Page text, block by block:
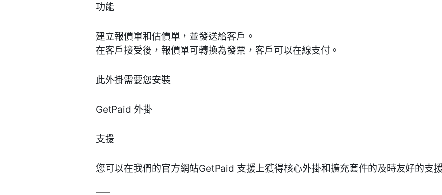
功能
建立報價單和估價單，並發送給客戶。
在客戶接受後，報價單可轉換為發票，客戶可以在線支付。
此外掛需要您安裝
GetPaid 外掛
支援
您可以在我們的官方網站GetPaid 支援上獲得核心外掛和擴充套件的及時友好的支